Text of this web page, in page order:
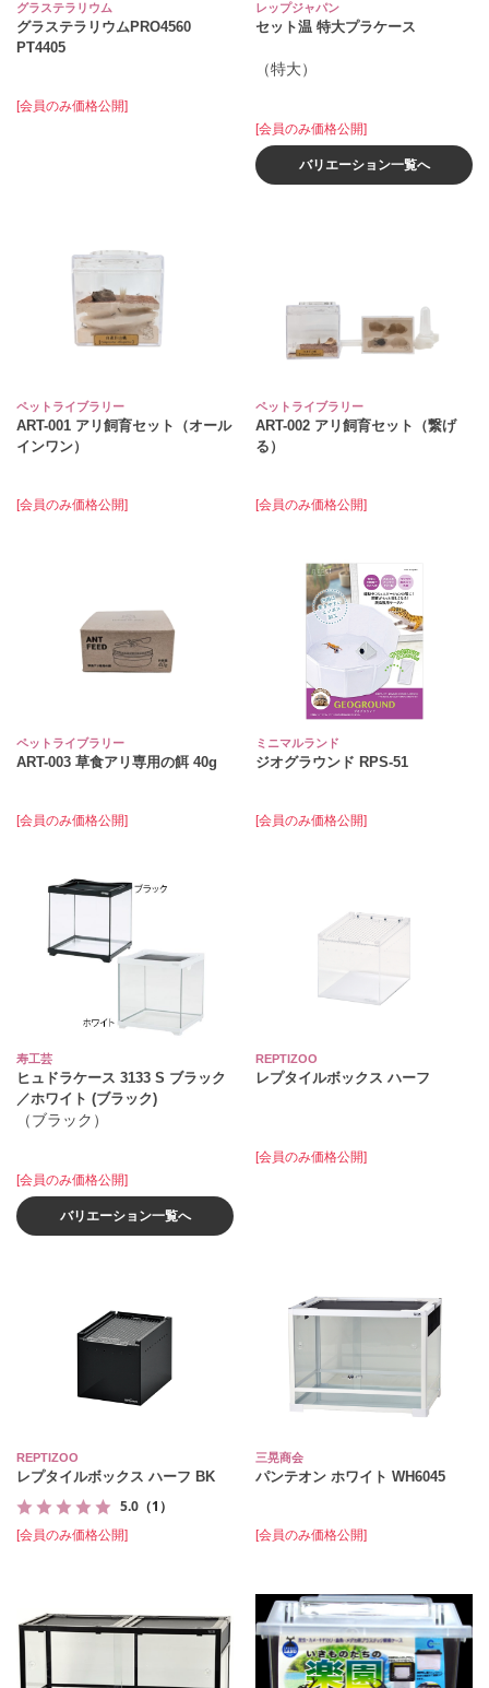
グラステラリウム
グラステラリウムPRO4560
PT4405
[会員のみ価格公開]
レップジャパン
セット温 特大プラケース
（特大）
[会員のみ価格公開]
バリエーション一覧へ
ペットライブラリー
ART-001 アリ飼育セット（オール
インワン）
[会員のみ価格公開]
ペットライブラリー
ART-002 アリ飼育セット（繋げ
る）
[会員のみ価格公開]
ペットライブラリー
ART-003 草食アリ専用の餌 40g
[会員のみ価格公開]
ミニマルランド
ジオグラウンド RPS‐51
[会員のみ価格公開]
寿工芸
ヒュドラケース 3133 S ブラック
／ホワイト (ブラック)
（ブラック）
[会員のみ価格公開]
バリエーション一覧へ
REPTIZOO
レプタイルボックス ハーフ
[会員のみ価格公開]
REPTIZOO
レプタイルボックス ハーフ BK
5.0 （1）
[会員のみ価格公開]
三晃商会
パンテオン ホワイト WH6045
[会員のみ価格公開]